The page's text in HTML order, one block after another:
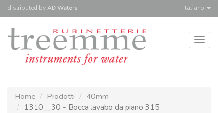
distributed byAD Waters Italiano
Home Prodotti
40mm
1310__30 - Bocca lavabo da piano 315